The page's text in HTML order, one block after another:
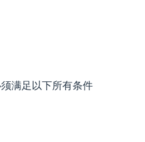
满足以下所有条件